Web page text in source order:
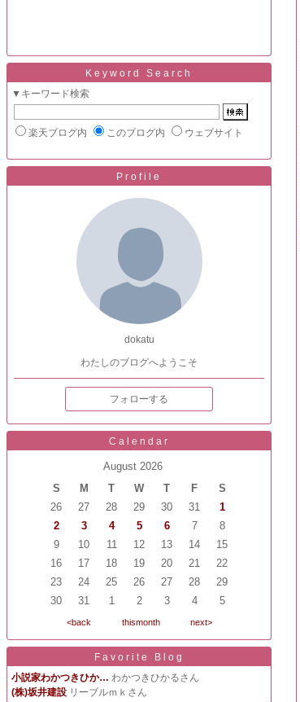
Keyword Search
▼キーワード検索
楽天ブログ内 このブログ内 ウェブサイト
Profile
dokatu
わたしのブログへようこそ
フォローする
Calendar
August 2026
S
M T W T F
S
26
27 28 29 30 31
1
2
3 4 5 6 7
8
9
10 11 12 13 14
15
16
17 18 19 20 21
22
23
24 25 26 27 28
29
30
31 1 2 3 4 5
<back thismonth next>
Favorite Blog
小説家わかつきひか… わかつきひかるさん
(株)坂井建設 リーブルｍｋさん